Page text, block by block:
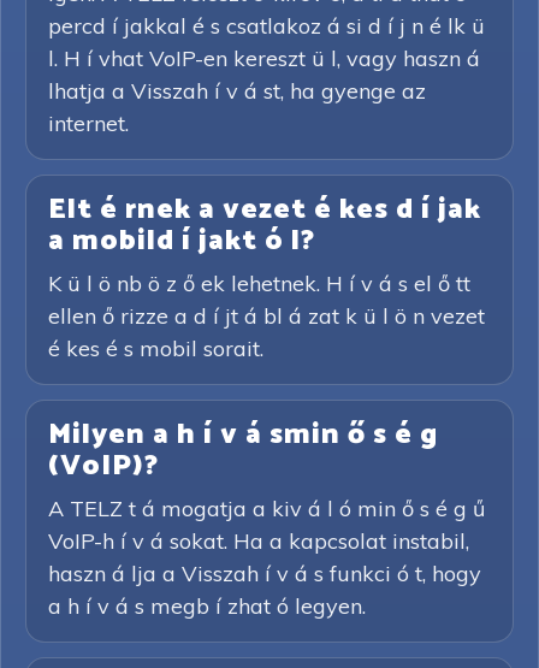
percd í jakkal é s csatlakoz á si d í j n é lk ü
l. H í vhat VoIP-en kereszt ü l, vagy haszn á
lhatja a Visszah í v á st, ha gyenge az
internet.
Elt é rnek a vezet é kes d í jak
a mobild í jakt ó l?
K ü l ö nb ö z ő ek lehetnek. H í v á s el ő tt
ellen ő rizze a d í jt á bl á zat k ü l ö n vezet
é kes é s mobil sorait.
Milyen a h í v á smin ő s é g
(VoIP)?
A TELZ t á mogatja a kiv á l ó min ő s é g ű
VoIP-h í v á sokat. Ha a kapcsolat instabil,
haszn á lja a Visszah í v á s funkci ó t, hogy
a h í v á s megb í zhat ó legyen.